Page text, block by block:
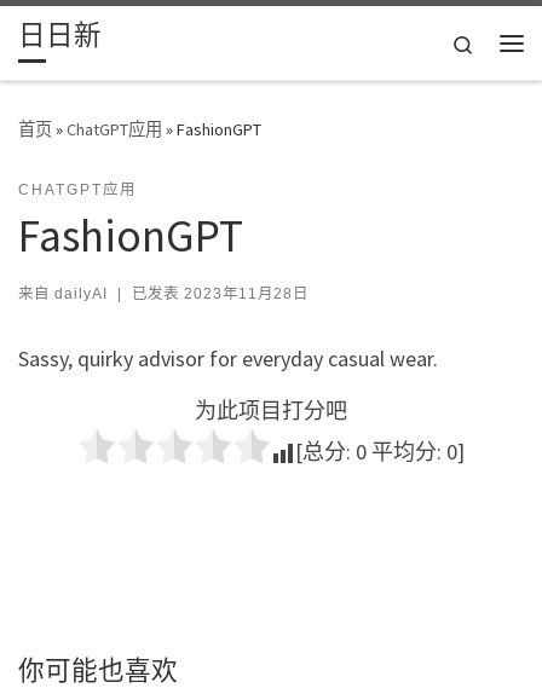
Skip to content
日日新
Search
首页»ChatGPT应用 »FashionGPT
CHATGPT应用
FashionGPT
来自 dailyAI | 已发表 2023年11月28日
Sassy, quirky advisor for everyday casual wear.
为此项目打分吧
[总分: 0 平均分: 0]
你可能也喜欢